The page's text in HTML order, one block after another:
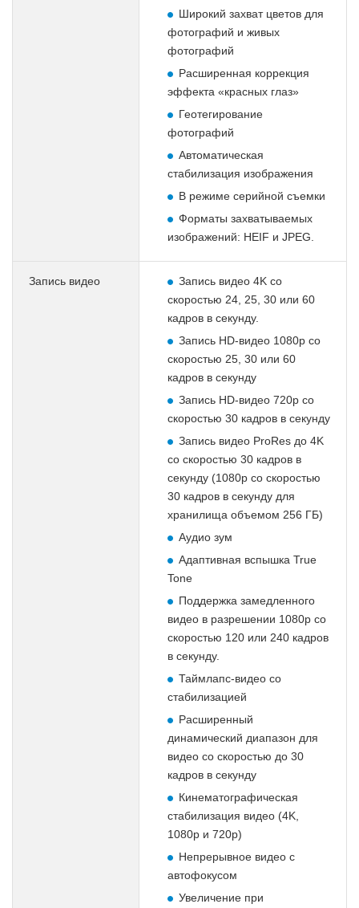
Широкий захват цветов для
фотографий и живых
фотографий
Расширенная коррекция
эффекта «красных глаз»
Геотегирование
фотографий
Автоматическая
стабилизация изображения
В режиме серийной съемки
Форматы захватываемых
изображений: HEIF и JPEG.
Запись видео
Запись видео 4K со
скоростью 24, 25, 30 или 60
кадров в секунду.
Запись HD-видео 1080p со
скоростью 25, 30 или 60
кадров в секунду
Запись HD-видео 720p со
скоростью 30 кадров в секунду
Запись видео ProRes до 4K
со скоростью 30 кадров в
секунду (1080p со скоростью
30 кадров в секунду для
хранилища объемом 256 ГБ)
Аудио зум
Адаптивная вспышка True
Tone
Поддержка замедленного
видео в разрешении 1080p со
скоростью 120 или 240 кадров
в секунду.
Таймлапс-видео со
стабилизацией
Расширенный
динамический диапазон для
видео со скоростью до 30
кадров в секунду
Кинематографическая
стабилизация видео (4K,
1080p и 720p)
Непрерывное видео с
автофокусом
Увеличение при